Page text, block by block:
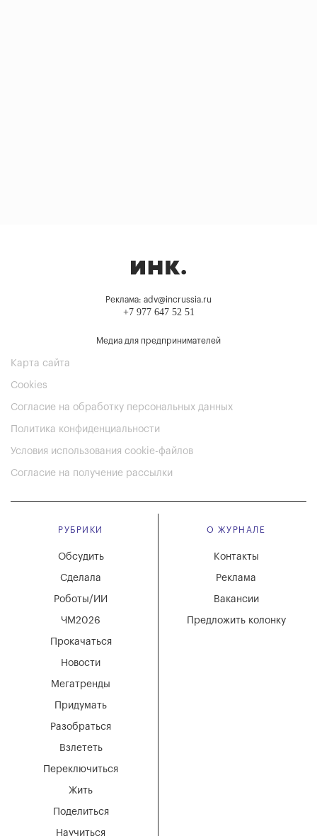
Реклама: adv@incrussia.ru
+7 977 647 52 51
Медиа для предпринимателей
Карта сайта
Cookies
Согласие на обработку персональных данных
Политика конфиденциальности
Условия использования cookie-файлов
Согласие на получение рассылки
РУБРИКИ
Мегатренды
Придумать
Разобраться
Взлететь
Новости
Переключиться
Жить
Поделиться
Научиться
Обсудить
Сделала
Роботы/ИИ
ЧМ2026
Прокачаться
О ЖУРНАЛЕ
Вакансии
Реклама
Контакты
Предложить колонку